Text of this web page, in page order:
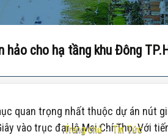
Trang chủ-Tin Tức
cho hạ tầng khu Đông
quan trọng nhất thuộc dự án nút
vào trục đại lộ Mai Chí Thọ. Với